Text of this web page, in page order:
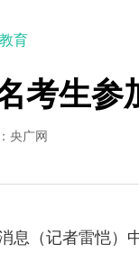
育
考生
央广网
（记者雷恺）中